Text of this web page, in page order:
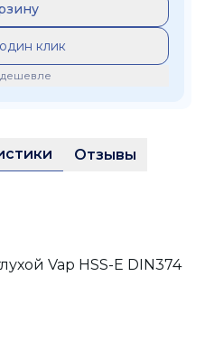
клик
Отзывы
Vap HSS-E DIN374